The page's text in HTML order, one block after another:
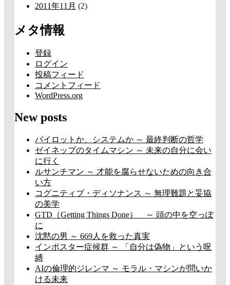
2011年11月 (2)
メタ情報
登録
ログイン
投稿フィード
コメントフィード
WordPress.org
New posts
パイロットか、システムか ～ 最終判断の哲学
ゼイネップのタイムマシン ～ 未来の自分に会い
に行く
ルサンチマン ～ 才能を腐らせないための向き合
い方
コグニティブ・ディソナンス ～ 無理難題と妥協
の美学
GTD（Getting Things Done） ～ 頭の中を空っぽ
に
沈黙の男 ～ 669人を救った真実
インポスター症候群 ～ 「自分は偽物」という呪
縛
AIの倫理的ジレンマ ～ モラル・マシンが問いか
ける未来